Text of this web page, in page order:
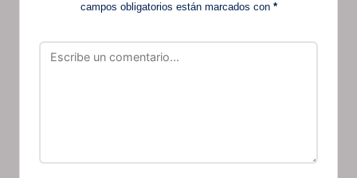
campos obligatorios están marcados con *